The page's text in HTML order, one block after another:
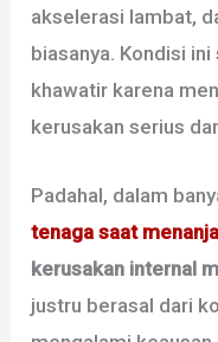
akselerasi lambat,
biasanya. Kondisi
khawatir karena
kerusakan serius
Padahal, dalam
tenaga saat
kerusakan internal
justru berasal dari